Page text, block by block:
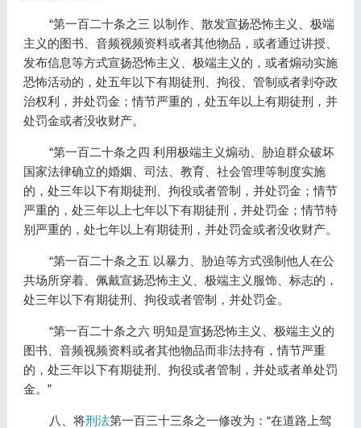
“第一百二十条之三 以制作、散发宣扬恐怖主义、极端
主义的图书、音频视频资料或者其他物品，或者通过讲授、
发布信息等方式宣扬恐怖主义、极端主义的，或者煽动实施
恐怖活动的，处五年以下有期徒刑、拘役、管制或者剥夺政
治权利，并处罚金；情节严重的，处五年以上有期徒刑，并
处罚金或者没收财产。
“第一百二十条之四 利用极端主义煽动、胁迫群众破坏
国家法律确立的婚姻、司法、教育、社会管理等制度实施
的，处三年以下有期徒刑、拘役或者管制，并处罚金；情节
严重的，处三年以上七年以下有期徒刑，并处罚金；情节特
别严重的，处七年以上有期徒刑，并处罚金或者没收财产。
“第一百二十条之五 以暴力、胁迫等方式强制他人在公
共场所穿着、佩戴宣扬恐怖主义、极端主义服饰、标志的，
处三年以下有期徒刑、拘役或者管制，并处罚金。
“第一百二十条之六 明知是宣扬恐怖主义、极端主义的
图书、音频视频资料或者其他物品而非法持有，情节严重
的，处三年以下有期徒刑、拘役或者管制，并处或者单处罚
金。”
八、将刑法第一百三十三条之一修改为：“在道路上驾